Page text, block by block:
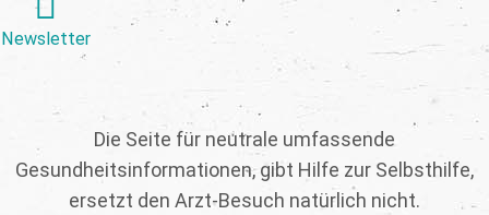
Newsletter
Die Seite für neutrale umfassende
Gesundheitsinformationen, gibt Hilfe zur Selbsthilfe,
ersetzt den Arzt-Besuch natürlich nicht.